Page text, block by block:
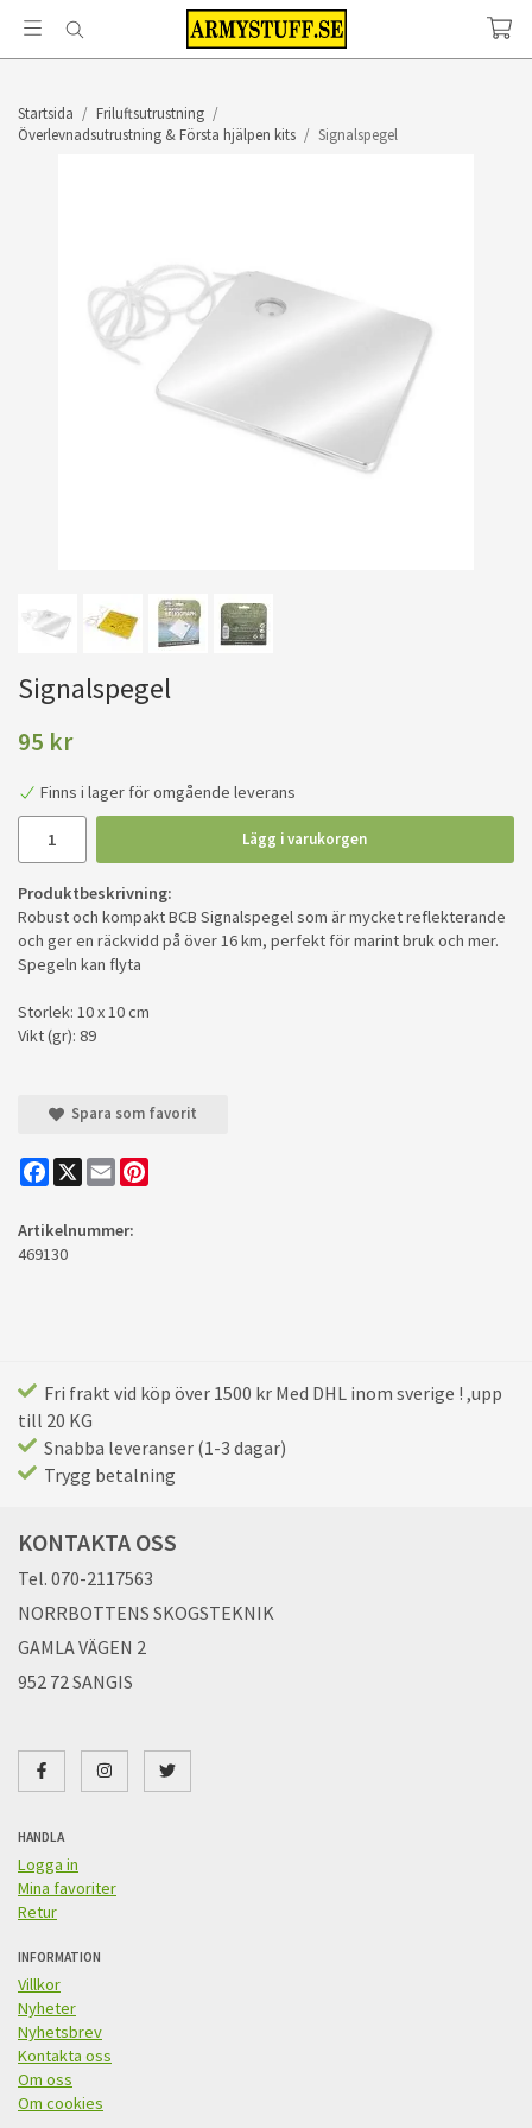
Startsida / Friluftsutrustning /
Överlevnadsutrustning & Första hjälpen kits / Signalspegel
Signalspegel
95 kr
Finns i lager för omgående leverans
Lägg i varukorgen
Produktbeskrivning:
Robust och kompakt BCB Signalspegel som är mycket reflekterande
och ger en räckvidd på över 16 km, perfekt för marint bruk och mer.
Spegeln kan flyta
Storlek: 10 x 10 cm
Vikt (gr): 89
Spara som favorit
Facebook
X Email
Artikelnummer:
469130
Fri frakt vid köp över 1500 kr Med DHL inom sverige ! ,upp
till 20 KG
Snabba leveranser (1-3 dagar)
Trygg betalning
KONTAKTA OSS
Tel. 070-2117563
NORRBOTTENS SKOGSTEKNIK
GAMLA VÄGEN 2
952 72 SANGIS
HANDLA
Logga in
Mina favoriter
Retur
INFORMATION
Villkor
Nyheter
Nyhetsbrev
Kontakta oss
Om oss
Om cookies